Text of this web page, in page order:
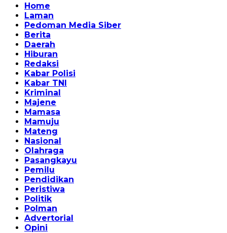
Home
Laman
Pedoman Media Siber
Berita
Daerah
Hiburan
Redaksi
Kabar Polisi
Kabar TNI
Kriminal
Majene
Mamasa
Mamuju
Mateng
Nasional
Olahraga
Pasangkayu
Pemilu
Pendidikan
Peristiwa
Politik
Polman
Advertorial
Opini